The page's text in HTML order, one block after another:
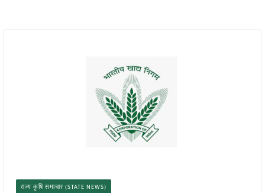
राज्य कृषि समाचार (STATE NEWS)